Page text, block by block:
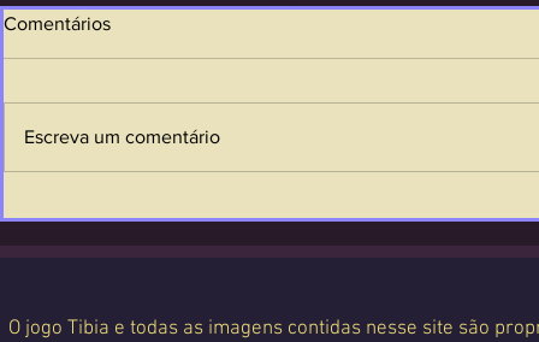
Comentários
Escreva um comentário
O jogo Tibia e todas as imagens contidas nesse site são